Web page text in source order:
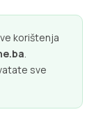
korištenja
.
sve